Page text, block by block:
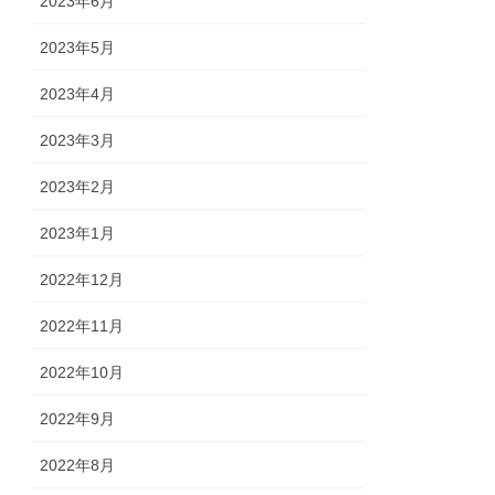
2023年5月
2023年4月
2023年3月
2023年2月
2023年1月
2022年12月
2022年11月
2022年10月
2022年9月
2022年8月